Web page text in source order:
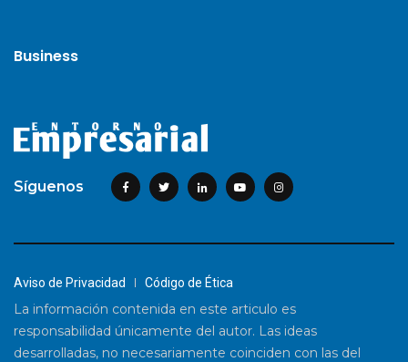
Business
Síguenos
Aviso de Privacidad Código de Ética
La información contenida en este articulo es
responsabilidad únicamente del autor. Las ideas
desarrolladas, no necesariamente coinciden con las del